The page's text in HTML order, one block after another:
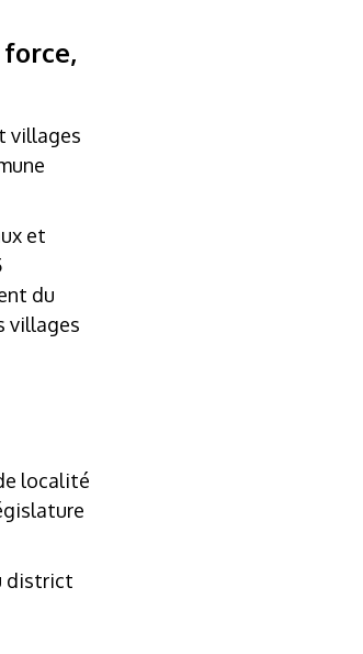
villages
et
du
villages
localité
district